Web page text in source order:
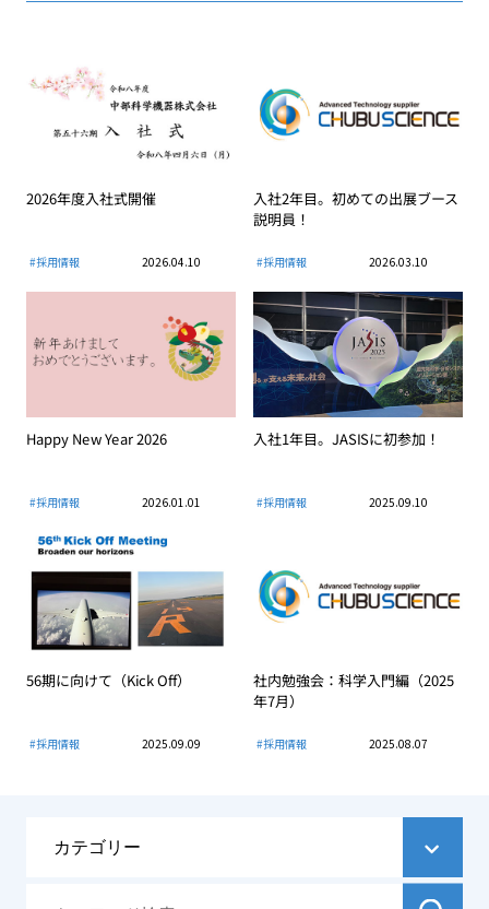
2026年度入社式開催
#採用情報 2026.04.10
入社2年目。初めての出展ブース
説明員！
#採用情報 2026.03.10
Happy New Year 2026
#採用情報 2026.01.01
入社1年目。JASISに初参加！
#採用情報 2025.09.10
56期に向けて（Kick Off）
#採用情報 2025.09.09
社内勉強会：科学入門編（2025
年7月）
#採用情報 2025.08.07